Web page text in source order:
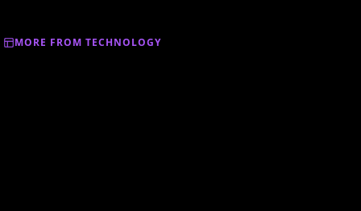
MORE FROM TECHNOLOGY